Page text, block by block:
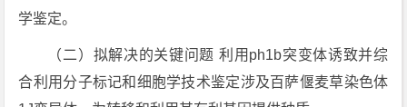
学鉴定。
（二）拟解决的关键问题 利用ph1b突变体诱致并综
合利用分子标记和细胞学技术鉴定涉及百萨偃麦草染色体